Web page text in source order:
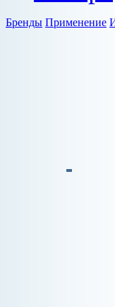
Бренды Применение